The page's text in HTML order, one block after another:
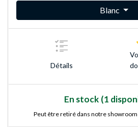
Blanc
Détails
En stock (1
Peut être retiré dans notre